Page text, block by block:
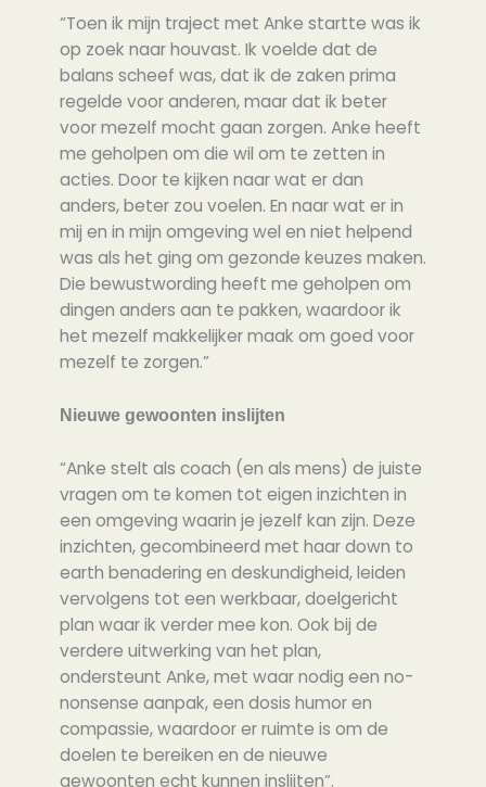
“Toen ik mijn traject met Anke startte was ik
op zoek naar houvast. Ik voelde dat de
balans scheef was, dat ik de zaken prima
regelde voor anderen, maar dat ik beter
voor mezelf mocht gaan zorgen. Anke heeft
me geholpen om die wil om te zetten in
acties. Door te kijken naar wat er dan
anders, beter zou voelen. En naar wat er in
mij en in mijn omgeving wel en niet helpend
was als het ging om gezonde keuzes maken.
Die bewustwording heeft me geholpen om
dingen anders aan te pakken, waardoor ik
het mezelf makkelijker maak om goed voor
mezelf te zorgen.”
Nieuwe gewoonten inslijten
“Anke stelt als coach (en als mens) de juiste
vragen om te komen tot eigen inzichten in
een omgeving waarin je jezelf kan zijn. Deze
inzichten, gecombineerd met haar down to
earth benadering en deskundigheid, leiden
vervolgens tot een werkbaar, doelgericht
plan waar ik verder mee kon. Ook bij de
verdere uitwerking van het plan,
ondersteunt Anke, met waar nodig een no-
nonsense aanpak, een dosis humor en
compassie, waardoor er ruimte is om de
doelen te bereiken en de nieuwe
gewoonten echt kunnen inslijten”.